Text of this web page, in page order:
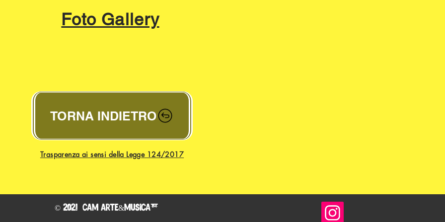
Foto Gallery
TORNA INDIETRO
Trasparenza ai sensi della Legge 124/2017
© 2021 CAM ARTE&MUSICA™